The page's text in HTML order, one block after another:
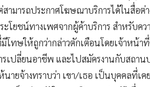
ามารถประกาศโฆษณาบริการได้ในสื่อ
ะโยชน์ทางเพศจากผู้ค้าบริการ สำหรับ
โทษให้ถูกว่ากล่าวตักเตือนโดยเจ้าหน้า
รเปลี่ยนอาชีพ และไปสมัครงานกับสถา
ายจ้างทราบว่า เขา/เธอ เป็นบุคคลที่เ